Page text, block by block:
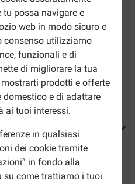
possa navigare e
web in modo sicuro e
consenso utilizziamo
funzionali e di
di migliorare la tua
prodotti e offerte
e di adattare
ai tuoi interessi.
in qualsiasi
dei cookie tramite
in fondo alla
su come trattiamo i tuoi
il tuo cane.
contenuto di acidi grassi
e prebiotici